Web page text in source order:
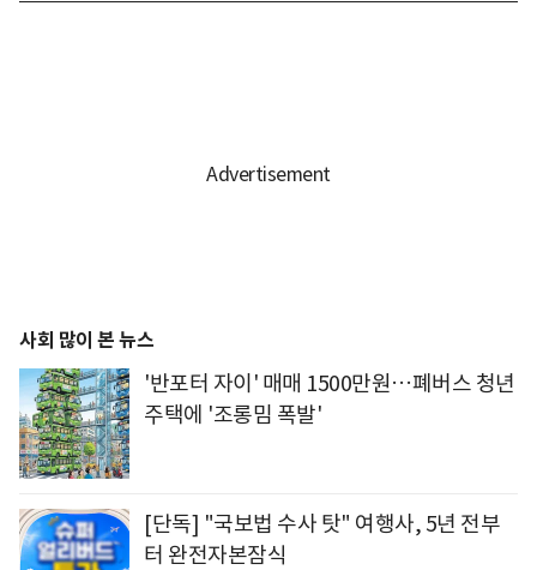
사회 많이 본 뉴스
'반포터 자이' 매매 1500만원…폐버스 청년
주택에 '조롱밈 폭발'
[단독] "국보법 수사 탓" 여행사, 5년 전부
터 완전자본잠식